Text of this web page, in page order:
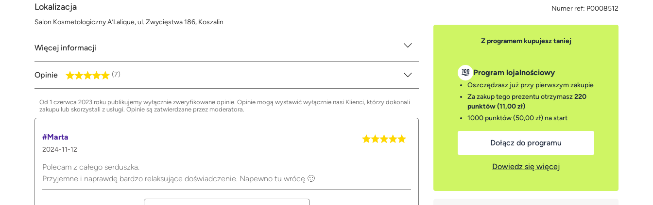
Lokalizacja
Salon Kosmetologiczny A’Lalique, ul. Zwycięstwa 186, Koszalin
Więcej informacji
Opinie (7)
Od 1 czerwca 2023 roku publikujemy wyłącznie zweryfikowane opinie. Opinie mogą wystawić wyłącznie nasi Klienci, którzy dokonali
zakupu lub skorzystali z usługi. Opinie są zatwierdzane przez moderatora.
#Marta
2024-11-12
Polecam z całego serduszka.
Przyjemne i naprawdę bardzo relaksujące doświadczenie. Napewno tu wrócę 🙂
Numer ref: P0008512
Z programem kupujesz taniej
Program lojalnościowy
Oszczędzasz już przy pierwszym zakupie
Za zakup tego prezentu otrzymasz220
punktów (11,00 zł)
1000 punktów (50,00 zł) na start
Dołącz do programu
Dowiedz się więcej